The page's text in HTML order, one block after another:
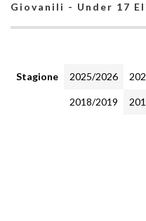
Giovanili - Under 17
Stagione 2025/2026
2018/2019